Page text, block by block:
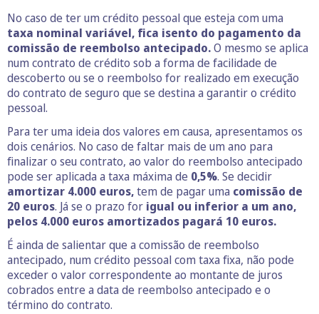
No caso de ter um crédito pessoal que esteja com uma
taxa nominal variável, fica isento do pagamento da
comissão de reembolso antecipado.O mesmo se aplica
num contrato de crédito sob a forma de facilidade de
descoberto ou se o reembolso for realizado em execução
do contrato de seguro que se destina a garantir o crédito
pessoal.
Para ter uma ideia dos valores em causa, apresentamos os
dois cenários. No caso de faltar mais de um ano para
finalizar o seu contrato, ao valor do reembolso antecipado
pode ser aplicada a taxa máxima de 0,5%. Se decidir
amortizar 4.000 euros,tem de pagar uma comissão de
20 euros. Já se o prazo for igual ou inferior a um ano,
pelos 4.000 euros amortizados pagará 10 euros.
É ainda de salientar que a comissão de reembolso
antecipado, num crédito pessoal com taxa fixa, não pode
exceder o valor correspondente ao montante de juros
cobrados entre a data de reembolso antecipado e o
término do contrato.